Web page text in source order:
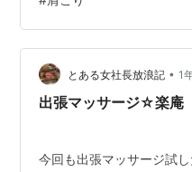
ージをまたもや呼ぶわた
金額落としてるいいカモ
が楽になるなら☀️ 楽にし
は本日も続くのです〜 今
とある女社長放浪記 • 1
出張マッサージ☆楽庵
今回も出張マッサージ試